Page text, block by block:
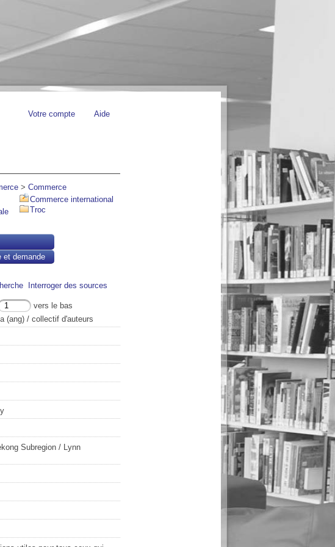
Votre compte Aide
> Commerce
Commerce international
Troc
et demande
Interroger des sources
vers le bas
(ang) / collectif d'auteurs
Subregion / Lynn